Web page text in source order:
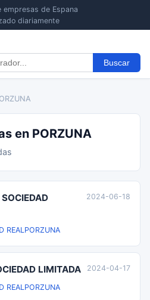
empresas de Espana
diariamente
Buscar
en PORZUNA
REAL PORZUNA
2024-06-18
LIMITADA
REAL PORZUNA
2024-04-17